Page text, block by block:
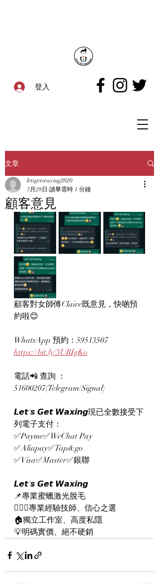
登入
文章
顧客意見
letsgetwaxing2020
3月28日 讀畢需時 1 分鐘
顧客對女師傅Claire既意見，快啲預
約啦😊
WhatsApp 預約：59513507
https://bit.ly/3URIgKo
電話📲 查詢 ：
51600207(Telegram/Signal)
𝙇𝙚𝙩'𝙨 𝙂𝙚𝙩 𝙒𝙖𝙭𝙞𝙣𝙜現已全數接受下
列電子支付：
✅Payme✅WeChat Pay
✅Aliapay✅Tap&go
✅Visa✅Master✅銀聯
𝙇𝙚𝙩'𝙨 𝙂𝙚𝙩 𝙒𝙖𝙭𝙞𝙣𝙜
📌專業蜜蠟激光脫毛
👨🏻‍⚕️專業經驗技師、信心之選
🏠獨立工作室、高度私隱
💡明碼實價、絕不硬銷